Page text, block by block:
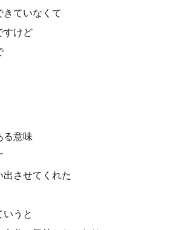
きていなくて
すけど
る意味
出させてくれた
うと